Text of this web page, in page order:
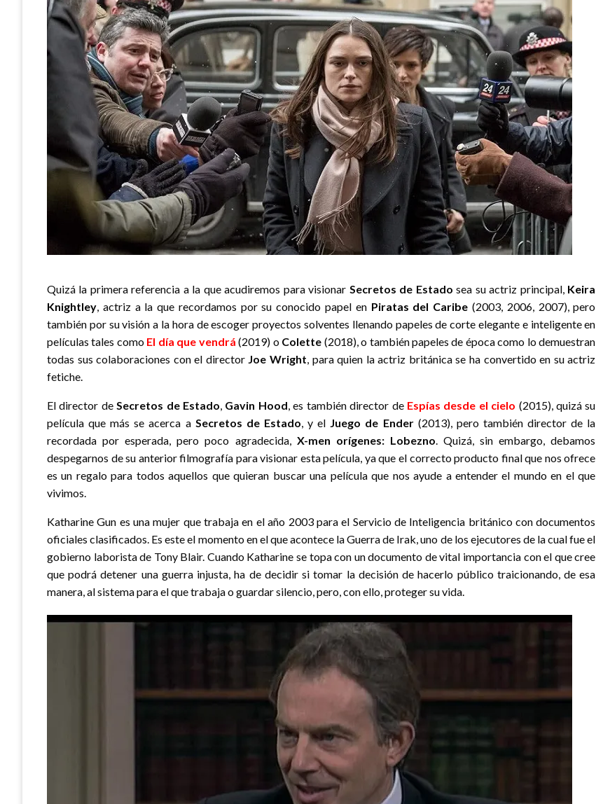
Quizá la primera referencia a la que acudiremos para visionar Secretos de Estado sea su actriz principal, Keira
Knightley, actriz a la que recordamos por su conocido papel en Piratas del Caribe (2003, 2006, 2007), pero
también por su visión a la hora de escoger proyectos solventes llenando papeles de corte elegante e inteligente en
películas tales como El día que vendrá (2019) o Colette (2018), o también papeles de época como lo demuestran
todas sus colaboraciones con el director Joe Wright, para quien la actriz británica se ha convertido en su actriz
fetiche.
El director deSecretos de Estado, Gavin Hood, es también director de Espías desde el cielo (2015), quizá su
película que más se acerca a Secretos de Estado, y el Juego de Ender(2013), pero también director de la
recordada por esperada, pero poco agradecida, X-men orígenes: Lobezno. Quizá, sin embargo, debamos
despegarnos de su anterior filmografía para visionar esta película, ya que el correcto producto final que nos ofrece
es un regalo para todos aquellos que quieran buscar una película que nos ayude a entender el mundo en el que
vivimos.
Katharine Gun es una mujer que trabaja en el año 2003 para el Servicio de Inteligencia británico con documentos
oficiales clasificados. Es este el momento en el que acontece la Guerra de Irak, uno de los ejecutores de la cual fue el
gobierno laborista de Tony Blair. Cuando Katharine se topa con un documento de vital importancia con el que cree
que podrá detener una guerra injusta, ha de decidir si tomar la decisión de hacerlo público traicionando, de esa
manera, al sistema para el que trabaja o guardar silencio, pero, con ello, proteger su vida.